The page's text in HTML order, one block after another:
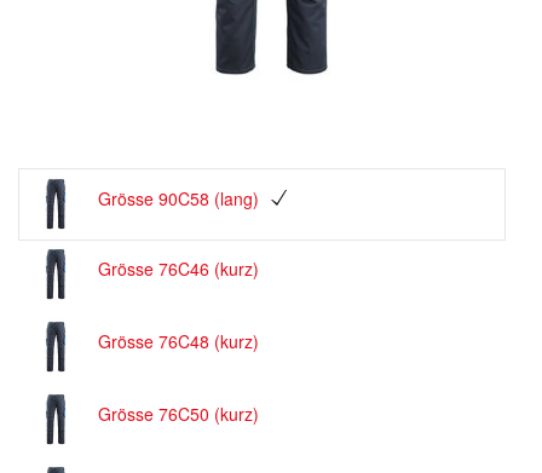
Grösse 76C46 (kurz)
Grösse 76C48 (kurz)
Grösse 76C50 (kurz)
Grösse 90C58 (lang)